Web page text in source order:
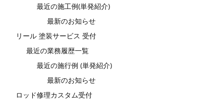
最近の施工例(単発紹介)
最新のお知らせ
リール 塗装サービス 受付
最近の業務履歴一覧
最近の施行例 (単発紹介)
最新のお知らせ
ロッド修理カスタム受付